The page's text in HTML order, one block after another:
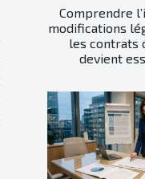
Comprendre
modifications
les contrats
devient